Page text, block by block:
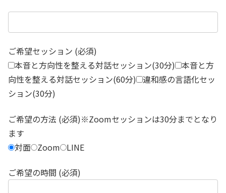
ご希望セッション (必須)
本音と方向性を整える対話セッション(30分) 本音と方
向性を整える対話セッション(60分) 違和感の言語化セッ
ション(30分)
ご希望の方法 (必須)※Zoomセッションは30分までとなり
ます
対面 Zoom LINE
ご希望の時間 (必須)